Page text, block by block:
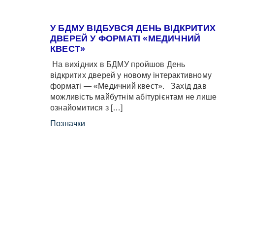
У БДМУ ВІДБУВСЯ ДЕНЬ ВІДКРИТИХ
ДВЕРЕЙ У ФОРМАТІ «МЕДИЧНИЙ
КВЕСТ»
На вихідних в БДМУ пройшов День
відкритих дверей у новому інтерактивному
форматі — «Медичний квест». Захід дав
можливість майбутнім абітурієнтам не лише
ознайомитися з […]
Позначки